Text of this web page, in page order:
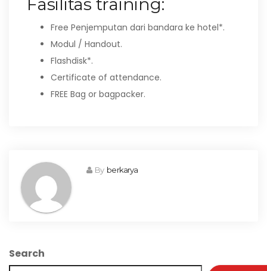
Fasilitas training:
Free Penjemputan dari bandara ke hotel*.
Modul / Handout.
Flashdisk*.
Certificate of attendance.
FREE Bag or bagpacker.
By berkarya
Search